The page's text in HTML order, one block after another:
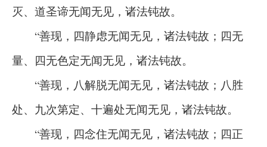
灭、道圣谛无闻无见，诸法钝故。
“善现，四静虑无闻无见，诸法钝故；四无
量、四无色定无闻无见，诸法钝故。
“善现，八解脱无闻无见，诸法钝故；八胜
处、九次第定、十遍处无闻无见，诸法钝故。
“善现，四念住无闻无见，诸法钝故；四正